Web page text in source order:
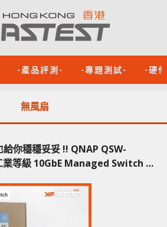
-產品評測- -專題測試- -硬
無風扇
你穩穩妥妥 !! QNAP QSW-
業等級 10GbE Managed Switch 開